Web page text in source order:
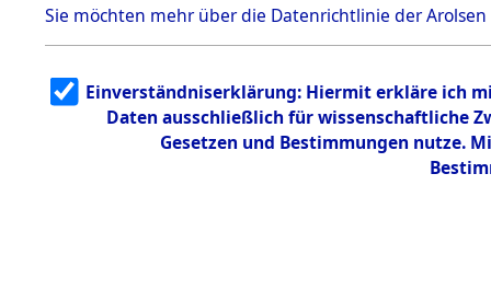
Bayerisches
1.2.9.3
Effekten aus
dem KZ
Neuengamm
Sie möchten mehr über die Datenrichtlinie der Arolsen
Einverständniserklärung: Hiermit erkläre ich
Daten ausschließlich für wissenschaftliche
Gesetzen und Bestimmungen nutze.